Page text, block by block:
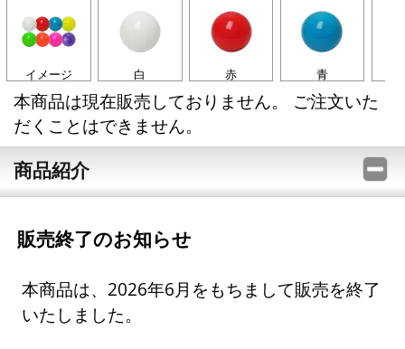
イメージ 白 赤 青
本商品は現在販売しておりません。 ご注文いた
だくことはできません。
商品紹介
販売終了のお知らせ
本商品は、2026年6月をもちまして販売を終了
いたしました。